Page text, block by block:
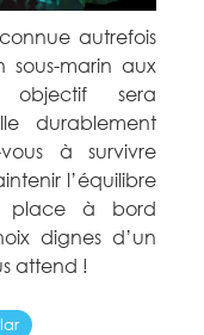
autrefois
sous-marin aux
objectif sera
durablement
à survivre
l’équilibre
place à bord
dignes d’un
attend !